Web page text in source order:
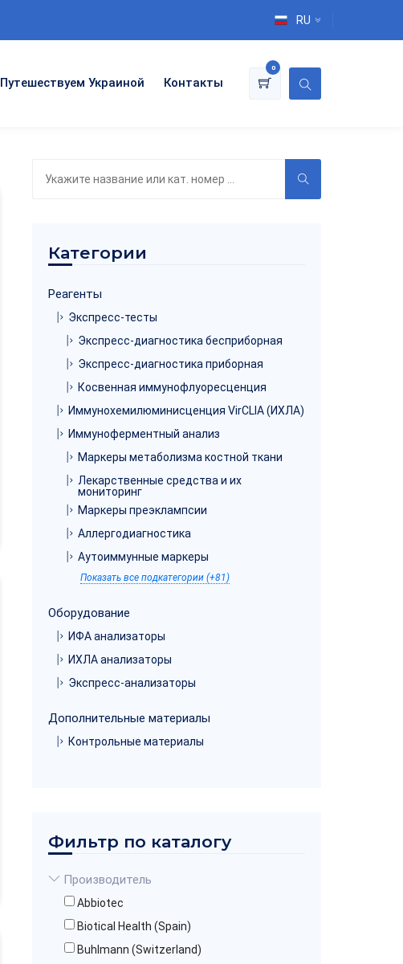
RU
Путешествуем Украиной Контакты
0
Категории
Реагенты
Экспресс-тесты
Экспресс-диагностика бесприборная
Экспресс-диагностика приборная
Косвенная иммунофлуоресценция
Иммунохемилюминисценция VirCLIA (ИХЛА)
Иммуноферментный анализ
Маркеры метаболизма костной ткани
Лекарственные средства и их
мониторинг
Маркеры преэклампсии
Аллергодиагностика
Аутоиммунные маркеры
Показать все подкатегории (+81)
Оборудование
ИФА анализаторы
ИХЛА анализаторы
Экспресс-анализаторы
Дополнительные материалы
Контрольные материалы
Фильтр по каталогу
Производитель
Abbiotec
Biotical Health (Spain)
Buhlmann (Switzerland)